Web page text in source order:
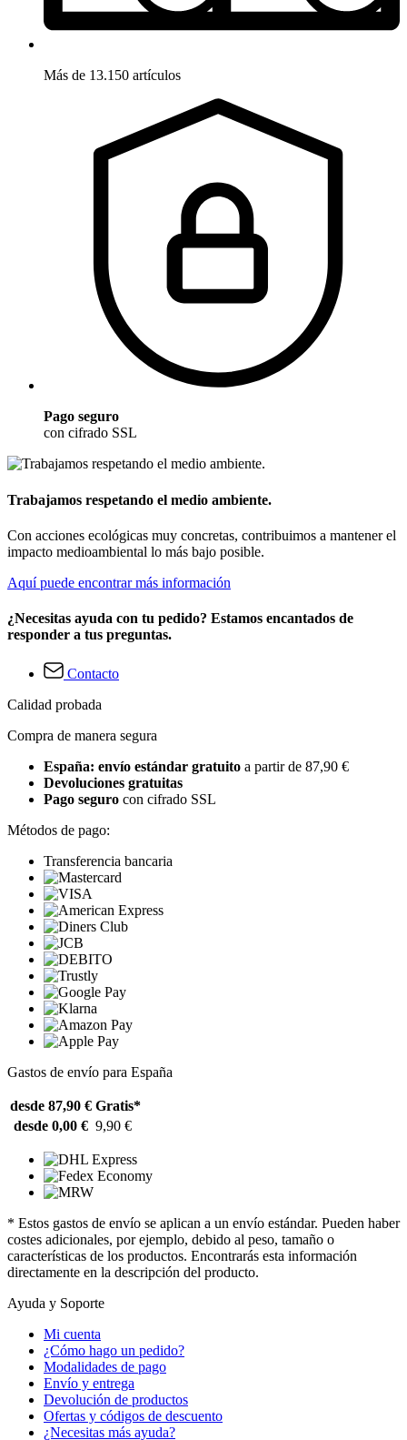
Más de 13.150 artículos
Pago seguro
con cifrado SSL
Trabajamos respetando el medio ambiente.
Con acciones ecológicas muy concretas, contribuimos a mantener el
impacto medioambiental lo más bajo posible.
Aquí puede encontrar más información
¿Necesitas ayuda con tu pedido? Estamos encantados de
responder a tus preguntas.
Contacto
Calidad probada
Compra de manera segura
España: envío estándar gratuito a partir de 87,90 €
Devoluciones gratuitas
Pago seguro con cifrado SSL
Métodos de pago:
Transferencia bancaria
Gastos de envío para España
desde 87,90 € Gratis*
desde 0,00 € 9,90 €
* Estos gastos de envío se aplican a un envío estándar. Pueden haber
costes adicionales, por ejemplo, debido al peso, tamaño o
características de los productos. Encontrarás esta información
directamente en la descripción del producto.
Ayuda y Soporte
Mi cuenta
¿Cómo hago un pedido?
Modalidades de pago
Envío y entrega
Devolución de productos
Ofertas y códigos de descuento
¿Necesitas más ayuda?